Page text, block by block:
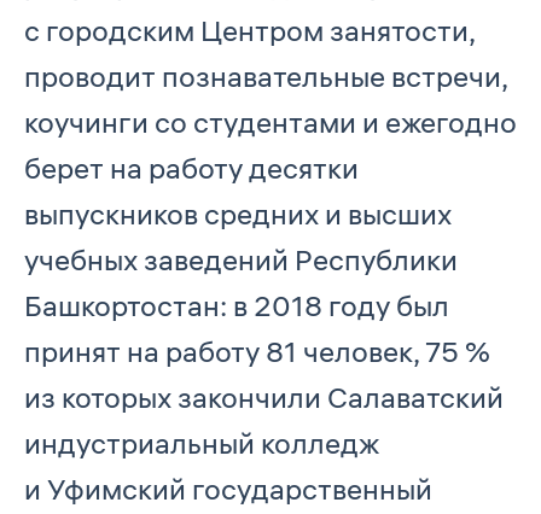
с городским Центром занятости,
проводит познавательные встречи,
коучинги со студентами и ежегодно
берет на работу десятки
выпускников средних и высших
учебных заведений Республики
Башкортостан: в 2018 году был
принят на работу 81 человек, 75 %
из которых закончили Салаватский
индустриальный колледж
и Уфимский государственный